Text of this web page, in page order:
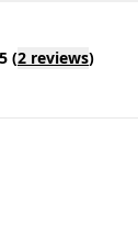
5 (2 reviews)